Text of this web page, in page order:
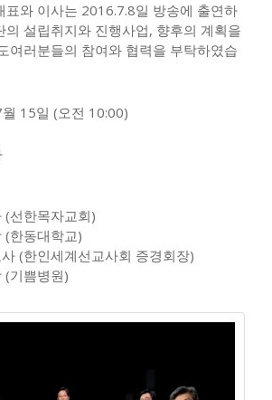
표와 이사는 2016.7.8일 방송에 출연하
의 설립취지와 진행사업, 향후의 계획을
여러분들의 참여와 협력을 부탁하였습
15일 (오전 10:00)
(선한목자교회)
(한동대학교)
(한인세계선교사회 증경회장)
(기쁨병원)